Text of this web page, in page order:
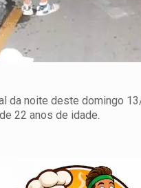
da noite deste domingo
22 anos de idade.